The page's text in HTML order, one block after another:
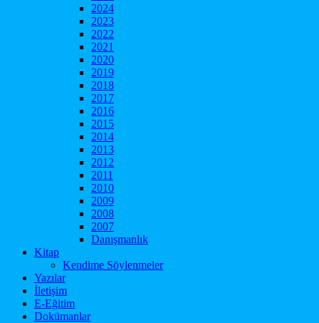
2024
2023
2022
2021
2020
2019
2018
2017
2016
2015
2014
2013
2012
2011
2010
2009
2008
2007
Danışmanlık
Kitap
Kendime Söylenmeler
Yazılar
İletişim
E-Eğitim
Dokümanlar